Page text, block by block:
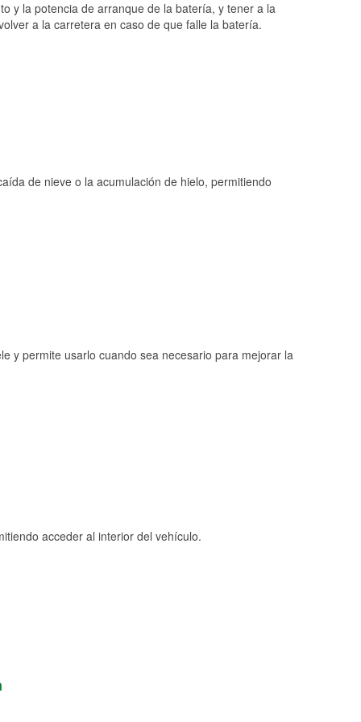
y la potencia de arranque de la batería, y tener a la
a la carretera en caso de que falle la batería.
de nieve o la acumulación de hielo, permitiendo
y permite usarlo cuando sea necesario para mejorar la
acceder al interior del vehículo.